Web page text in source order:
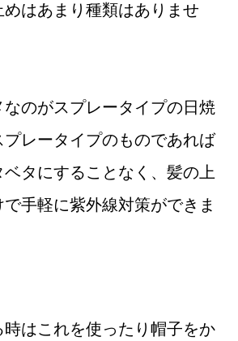
はあまり種類はありませ
のがスプレータイプの日焼
レータイプのものであれば
タにすることなく、髪の上
手軽に紫外線対策ができま
はこれを使ったり帽子をか